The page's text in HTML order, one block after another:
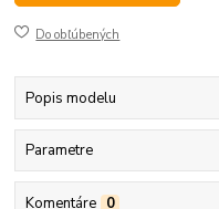
Do obľúbených
Popis modelu
Parametre
Komentáre 0